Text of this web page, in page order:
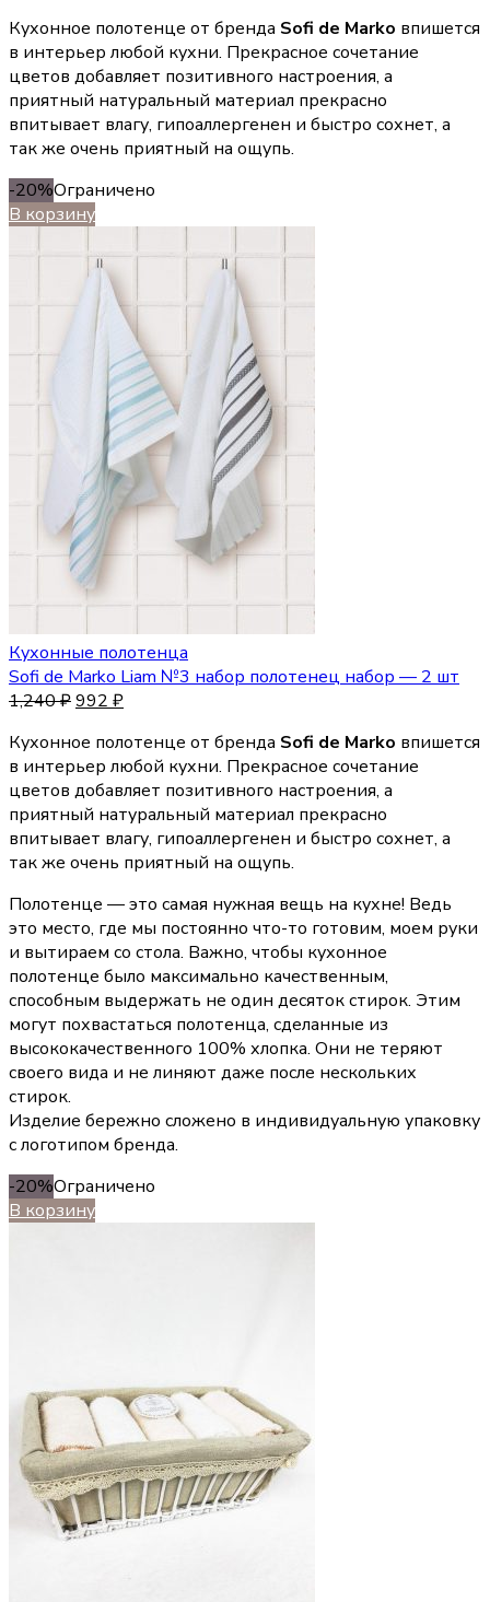
Кухонное полотенце от бренда Sofi de Marko впишется
в интерьер любой кухни. Прекрасное сочетание
цветов добавляет позитивного настроения, а
приятный натуральный материал прекрасно
впитывает влагу, гипоаллергенен и быстро сохнет, а
так же очень приятный на ощупь.
-20%Ограничено
В корзину
Кухонные полотенца
Sofi de Marko Liam №3 набор полотенец набор — 2 шт
1,240₽992 ₽
Кухонное полотенце от бренда Sofi de Marko впишется
в интерьер любой кухни. Прекрасное сочетание
цветов добавляет позитивного настроения, а
приятный натуральный материал прекрасно
впитывает влагу, гипоаллергенен и быстро сохнет, а
так же очень приятный на ощупь.
Полотенце — это самая нужная вещь на кухне! Ведь
это место, где мы постоянно что-то готовим, моем руки
и вытираем со стола. Важно, чтобы кухонное
полотенце было максимально качественным,
способным выдержать не один десяток стирок. Этим
могут похвастаться полотенца, сделанные из
высококачественного 100% хлопка. Они не теряют
своего вида и не линяют даже после нескольких
стирок.
Изделие бережно сложено в индивидуальную упаковку
с логотипом бренда.
-20%Ограничено
В корзину